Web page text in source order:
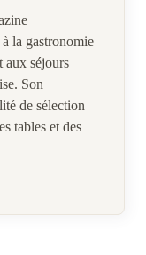
la gastronomie
aux séjours
Son
de sélection
tables et des